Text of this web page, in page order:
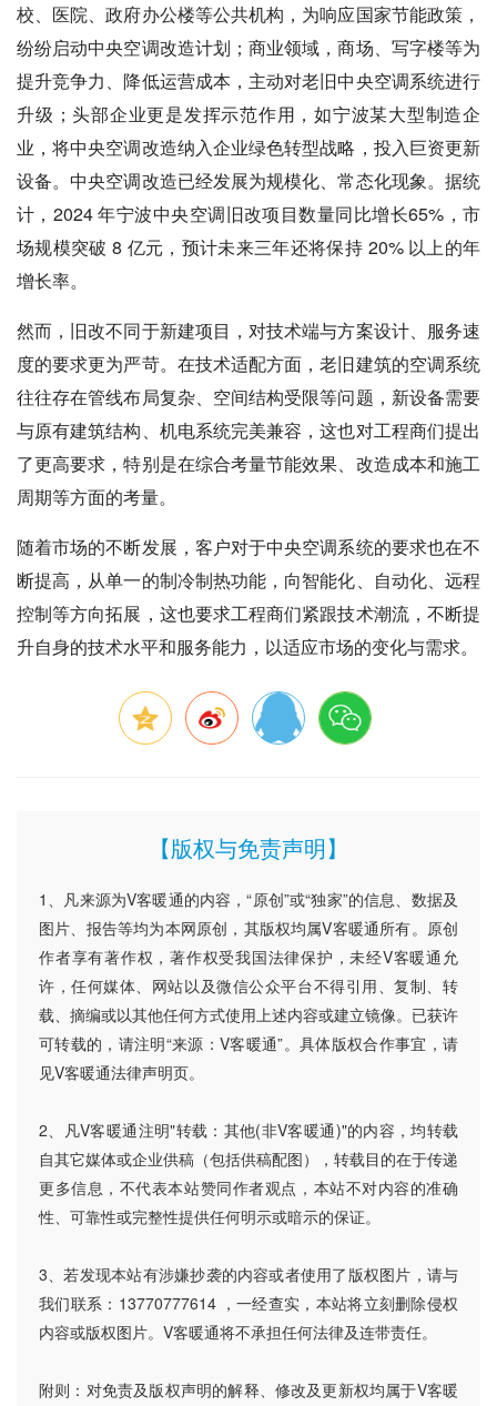
校、医院、政府办公楼等公共机构，为响应国家节能政策，
纷纷启动中央空调改造计划；商业领域，商场、写字楼等为
提升竞争力、降低运营成本，主动对老旧中央空调系统进行
升级；头部企业更是发挥示范作用，如宁波某大型制造企
业，将中央空调改造纳入企业绿色转型战略，投入巨资更新
设备。中央空调改造已经发展为规模化、常态化现象。据统
计，2024 年宁波中央空调旧改项目数量同比增长65%，市
场规模突破 8 亿元，预计未来三年还将保持 20% 以上的年
增长率。
然而，旧改不同于新建项目，对技术端与方案设计、服务速
度的要求更为严苛。在技术适配方面，老旧建筑的空调系统
往往存在管线布局复杂、空间结构受限等问题，新设备需要
与原有建筑结构、机电系统完美兼容，这也对工程商们提出
了更高要求，特别是在综合考量节能效果、改造成本和施工
周期等方面的考量。
随着市场的不断发展，客户对于中央空调系统的要求也在不
断提高，从单一的制冷制热功能，向智能化、自动化、远程
控制等方向拓展，这也要求工程商们紧跟技术潮流，不断提
升自身的技术水平和服务能力，以适应市场的变化与需求。
【版权与免责声明】
1、凡来源为V客暖通的内容，“原创”或“独家”的信息、数据及
图片、报告等均为本网原创，其版权均属V客暖通所有。原创
作者享有著作权，著作权受我国法律保护，未经V客暖通允
许，任何媒体、网站以及微信公众平台不得引用、复制、转
载、摘编或以其他任何方式使用上述内容或建立镜像。已获许
可转载的，请注明“来源：V客暖通”。具体版权合作事宜，请
见V客暖通法律声明页。
2、凡V客暖通注明"转载：其他(非V客暖通)"的内容，均转载
自其它媒体或企业供稿（包括供稿配图），转载目的在于传递
更多信息，不代表本站赞同作者观点，本站不对内容的准确
性、可靠性或完整性提供任何明示或暗示的保证。
3、若发现本站有涉嫌抄袭的内容或者使用了版权图片，请与
我们联系：13770777614 ，一经查实，本站将立刻删除侵权
内容或版权图片。V客暖通将不承担任何法律及连带责任。
附则：对免责及版权声明的解释、修改及更新权均属于V客暖